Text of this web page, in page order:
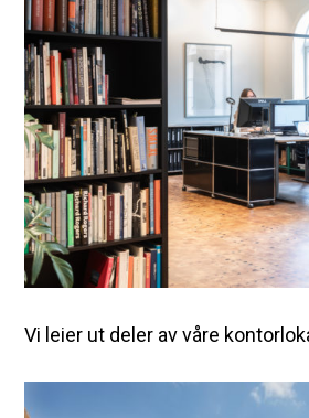
Vi leier ut deler av våre